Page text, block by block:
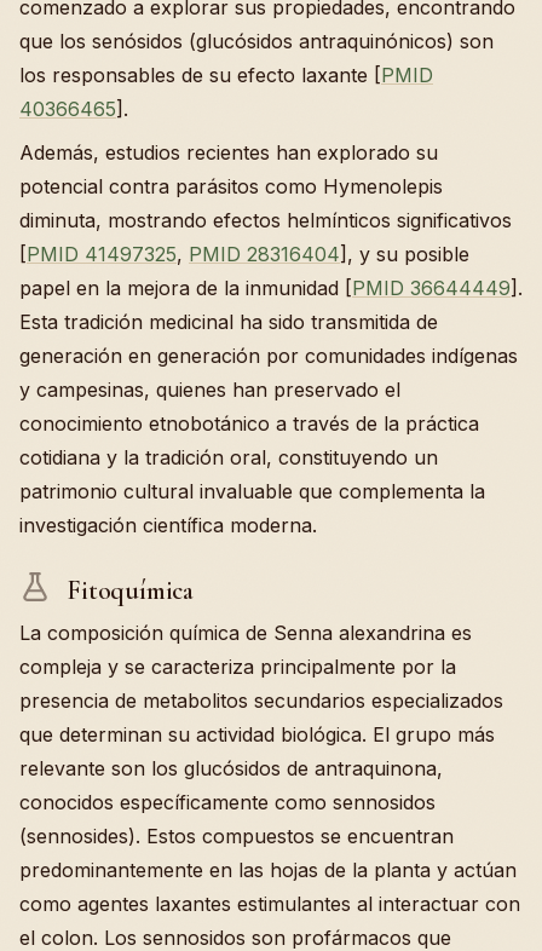
comenzado a explorar sus propiedades, encontrando
que los senósidos (glucósidos antraquinónicos) son
los responsables de su efecto laxante [PMID
40366465].
Además, estudios recientes han explorado su
potencial contra parásitos como Hymenolepis
diminuta, mostrando efectos helmínticos significativos
[PMID 41497325, PMID 28316404], y su posible
papel en la mejora de la inmunidad [PMID 36644449].
Esta tradición medicinal ha sido transmitida de
generación en generación por comunidades indígenas
y campesinas, quienes han preservado el
conocimiento etnobotánico a través de la práctica
cotidiana y la tradición oral, constituyendo un
patrimonio cultural invaluable que complementa la
investigación científica moderna.
Fitoquímica
La composición química de Senna alexandrina es
compleja y se caracteriza principalmente por la
presencia de metabolitos secundarios especializados
que determinan su actividad biológica. El grupo más
relevante son los glucósidos de antraquinona,
conocidos específicamente como sennosidos
(sennosides). Estos compuestos se encuentran
predominantemente en las hojas de la planta y actúan
como agentes laxantes estimulantes al interactuar con
el colon. Los sennosidos son profármacos que